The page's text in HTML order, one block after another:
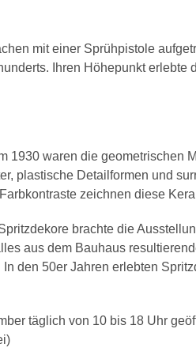
mit einer Sprühpistole
Ihren Höhepunkt erlebte
1930 waren die geometrischen
plastische Detailformen und
zeichnen diese
brachte die
aus dem Bauhaus
den 50er Jahren erlebten
täglich von 10 bis 18 Uhr